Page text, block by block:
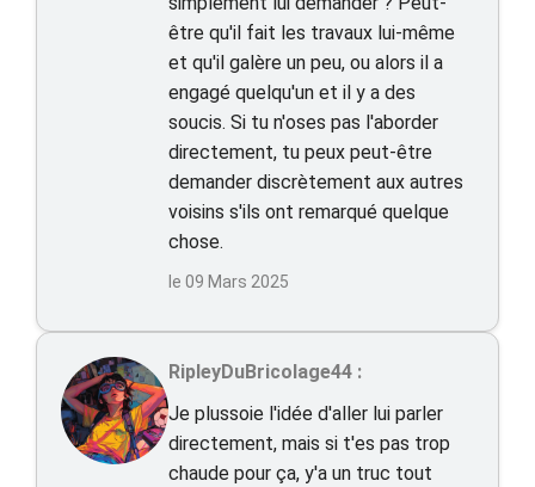
être qu'il fait les travaux lui-même
et qu'il galère un peu, ou alors il a
engagé quelqu'un et il y a des
soucis. Si tu n'oses pas l'aborder
directement, tu peux peut-être
demander discrètement aux autres
voisins s'ils ont remarqué quelque
chose.
le 09 Mars 2025
RipleyDuBricolage44 :
Je plussoie l'idée d'aller lui parler
directement, mais si t'es pas trop
chaude pour ça, y'a un truc tout